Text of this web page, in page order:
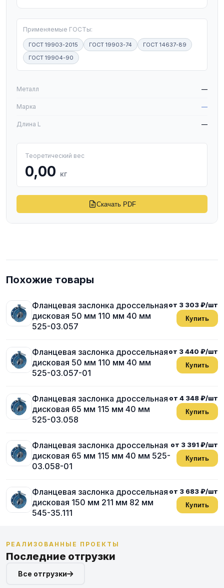
Применяемые ГОСТы:
ГОСТ 19903-2015 ГОСТ 19903-74
ГОСТ 14637-89
ГОСТ 19904-90
Металл —
Марка —
Длина L —
Теоретический вес
0,00 кг
Скачать PDF
Похожие товары
Фланцевая заслонка дроссельная
дисковая 50 мм 110 мм 40 мм
525-03.057
от 3 303 ₽/шт
Купить
Фланцевая заслонка дроссельная
дисковая 50 мм 110 мм 40 мм
525-03.057-01
от 3 440 ₽/шт
Купить
Фланцевая заслонка дроссельная
дисковая 65 мм 115 мм 40 мм
525-03.058
от 4 348 ₽/шт
Купить
Фланцевая заслонка дроссельная
дисковая 65 мм 115 мм 40 мм 525-
03.058-01
от 3 391 ₽/шт
Купить
Фланцевая заслонка дроссельная
дисковая 150 мм 211 мм 82 мм
545-35.111
от 3 683 ₽/шт
Купить
РЕАЛИЗОВАННЫЕ ПРОЕКТЫ
Последние отгрузки
Все отгрузки